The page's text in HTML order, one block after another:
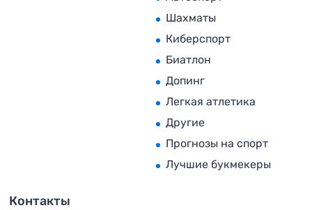
Шахматы
Киберспорт
Биатлон
Допинг
Легкая атлетика
Другие
Прогнозы на спорт
Лучшие букмекеры
Контакты